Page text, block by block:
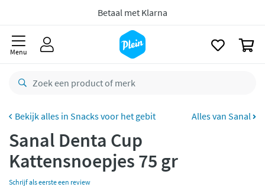
Gratisretourneren
8,8/10
CO2 neutraal
Menu
Snacks voor het gebit Alles van Sanal
Sanal Denta Cup
Kattensnoepjes 75 gr
Schrijf als eerste een review